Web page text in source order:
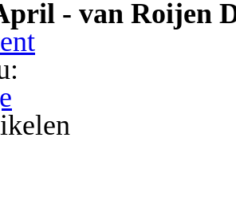
- van Roijen